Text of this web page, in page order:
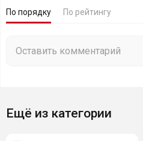
По порядку По рейтингу
Ещё из категории